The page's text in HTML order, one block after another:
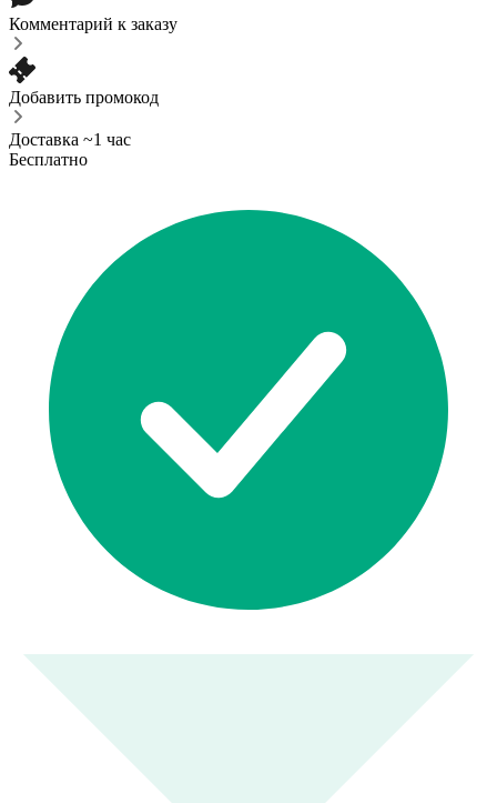
Комментарий к заказу
Добавить промокод
Доставка ~1 час
Бесплатно